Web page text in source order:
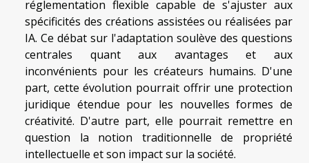
réglementation flexible capable de s'ajuster aux
spécificités des créations assistées ou réalisées par
IA. Ce débat sur l'adaptation soulève des questions
centrales quant aux avantages et aux
inconvénients pour les créateurs humains. D'une
part, cette évolution pourrait offrir une protection
juridique étendue pour les nouvelles formes de
créativité. D'autre part, elle pourrait remettre en
question la notion traditionnelle de propriété
intellectuelle et son impact sur la société.